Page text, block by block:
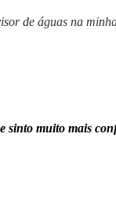
de águas na
sinto muito mais